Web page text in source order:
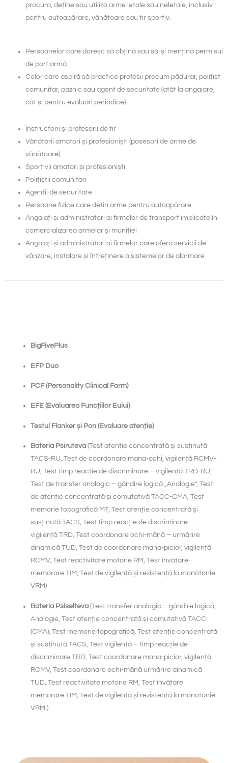
procura, deține sau utiliza arme letale sau neletale, inclusiv
pentru autoapărare, vânătoare sau tir sportiv.
Persoanelor care doresc să obțină sau să-și mențină permisul
de port armă.
Celor care aspiră să practice profesii precum pădurar, polițist
comunitar, paznic sau agent de securitate (atât la angajare,
cât și pentru evaluări periodice).
Instructorii și profesorii de tir
Vânătorii amatori și profesioniști (posesori de arme de
vânătoare)
Sportivii amatori și profesioniști
Polițiștii comunitari
Agenții de securitate
Persoane fizice care dețin arme pentru autoapărare
Angajați și administratori ai firmelor de transport implicate în
comercializarea armelor și muniției
Angajați și administratori ai firmelor care oferă servicii de
vânzare, instalare și întreținere a sistemelor de alarmare
BigFivePlus
EFP Duo
PCF (Personality Clinical Form)
EFE (Evaluarea Funcțiilor Eului)
Testul Flanker și Pon (Evaluare atenție)
Bateria Psiruteva (Test atenție concentrată și susținută
TACS-RU, Test de coordonare mana-ochi, vigilență RCMV-
RU, Test timp reacție de discriminare – vigilență TRD-RU,
Test de transfer analogic – gândire logică „Analogie”, Test
de atenție concentrată și comutativă TACC-CMA, Test
memorie topografică MT, Test atenție concentrată și
susținută TACS, Test timp reacție de discriminare –
vigilență TRD, Test coordonare ochi-mână – urmărire
dinamică TUD, Test de coordonare mana-picior, vigilență
RCMV, Test reactivitate motorie RM, Test învățare-
memorare TIM, Test de vigilență și rezistență la monotonie
VRM)
Bateria Psiselteva (Test transfer analogic – gândire logică,
Analogie, Test atenție concentrată și comutativă TACC
(CMA), Test memorie topografică, Test atenție concentrată
și susținută TACS, Test vigilență – timp reacție de
discriminare TRD, Test coordonare mana-picior, vigilență
RCMV, Test coordonare ochi-mână urmărire dinamică
TUD, Test reactivitate motorie RM, Test învățare
memorare TIM, Test de vigilență și rezistență la monotonie
VRM.)